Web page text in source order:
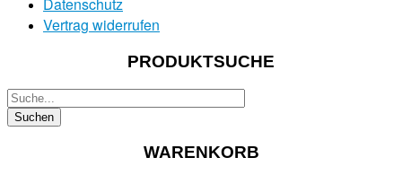
Vertrag widerrufen
PRODUKTSUCHE
WARENKORB